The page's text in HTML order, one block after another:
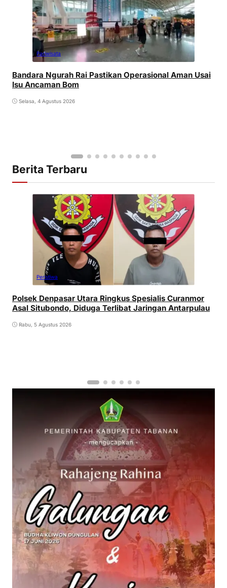
Pariwisata
Bandara Ngurah Rai Pastikan Operasional Aman Usai
Isu Ancaman Bom
Selasa, 4 Agustus 2026
Berita Terbaru
Peristiwa
Polsek Denpasar Utara Ringkus Spesialis Curanmor
Asal Situbondo, Diduga Terlibat Jaringan Antarpulau
Rabu, 5 Agustus 2026